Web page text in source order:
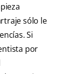
sólo le
Si
por